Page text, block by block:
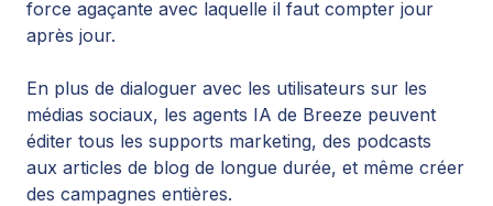
force agaçante avec laquelle il faut compter jour
après jour.
En plus de dialoguer avec les utilisateurs sur les
médias sociaux, les agents IA de Breeze peuvent
éditer tous les supports marketing, des podcasts
aux articles de blog de longue durée, et même créer
des campagnes entières.